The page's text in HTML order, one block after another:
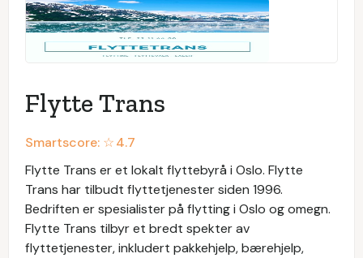
Flytte Trans
Smartscore: ☆4.7
Flytte Trans er et lokalt flyttebyrå i Oslo. Flytte
Trans har tilbudt flyttetjenester siden 1996.
Bedriften er spesialister på flytting i Oslo og omegn.
Flytte Trans tilbyr et bredt spekter av
flyttetjenester, inkludert pakkehjelp, bærehjelp,